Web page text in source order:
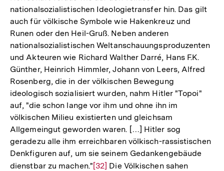
nationalsozialistischen Ideologietransfer hin. Das gilt
auch für völkische Symbole wie Hakenkreuz und
Runen oder den Heil-Gruß. Neben anderen
nationalsozialistischen Weltanschauungsproduzenten
und Akteuren wie Richard Walther Darré, Hans F.K.
Günther, Heinrich Himmler, Johann von Leers, Alfred
Rosenberg, die in der völkischen Bewegung
ideologisch sozialisiert wurden, nahm Hitler "Topoi"
auf, "die schon lange vor ihm und ohne ihn im
völkischen Milieu existierten und gleichsam
Allgemeingut geworden waren. […] Hitler sog
geradezu alle ihm erreichbaren völkisch-rassistischen
Denkfiguren auf, um sie seinem Gedankengebäude
dienstbar zu machen."Zur
[32] Die Völkischen sahen